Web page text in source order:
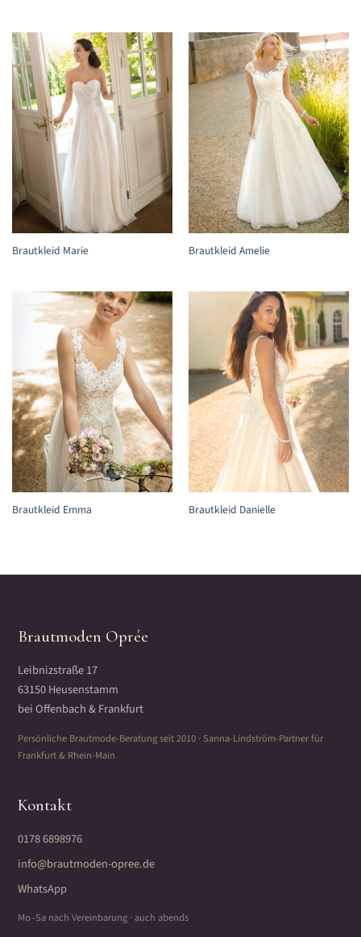
Brautkleid Marie Brautkleid Amelie
Brautkleid Emma Brautkleid Danielle
Brautmoden Oprée
Leibnizstraße 17
63150 Heusenstamm
bei Offenbach & Frankfurt
Persönliche Brautmode-Beratung seit 2010 · Sanna-Lindström-Partner für
Frankfurt & Rhein-Main
Kontakt
0178 6898976
info@brautmoden-opree.de
WhatsApp
Mo–Sa nach Vereinbarung · auch abends